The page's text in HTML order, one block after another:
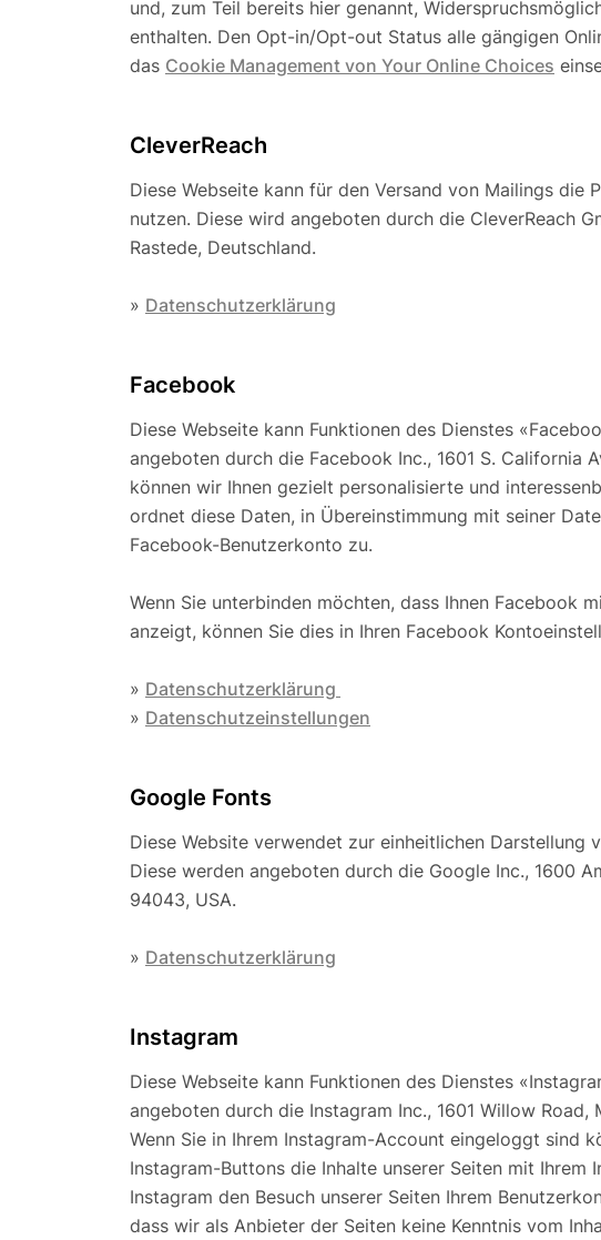
und, zum Teil bereits hier genannt,
enthalten. Den Opt-in/Opt-out Status alle gängigen
das Cookie Management von Your Online Choices
CleverReach
Diese Webseite kann für den Versand von Mailings die
nutzen. Diese wird angeboten durch die CleverReach
Rastede, Deutschland.
» Datenschutzerklärung
Facebook
Diese Webseite kann Funktionen des Dienstes
angeboten durch die Facebook Inc., 1601 S. California
können wir Ihnen gezielt personalisierte und
ordnet diese Daten, in Übereinstimmung mit seiner
Facebook-Benutzerkonto zu.
Wenn Sie unterbinden möchten, dass Ihnen Facebook
anzeigt, können Sie dies in Ihren Facebook
» Datenschutzerklärung
» Datenschutzeinstellungen
Google Fonts
Diese Website verwendet zur einheitlichen Darstellung
Diese werden angeboten durch die Google Inc., 1600
94043, USA.
» Datenschutzerklärung
Instagram
Diese Webseite kann Funktionen des Dienstes
angeboten durch die Instagram Inc., 1601 Willow
Wenn Sie in Ihrem Instagram-Account eingeloggt sind
Instagram-Buttons die Inhalte unserer Seiten mit Ihrem
Instagram den Besuch unserer Seiten Ihrem
dass wir als Anbieter der Seiten keine Kenntnis vom